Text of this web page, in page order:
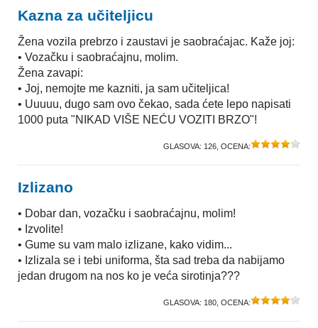
Kazna za učiteljicu
Žena vozila prebrzo i zaustavi je saobraćajac. Kaže joj:
• Vozačku i saobraćajnu, molim.
Žena zavapi:
• Joj, nemojte me kazniti, ja sam učiteljica!
• Uuuuu, dugo sam ovo čekao, sada ćete lepo napisati
1000 puta "NIKAD VIŠE NEĆU VOZITI BRZO"!
GLASOVA: 126 , OCENA:
Izlizano
• Dobar dan, vozačku i saobraćajnu, molim!
• Izvolite!
• Gume su vam malo izlizane, kako vidim...
• Izlizala se i tebi uniforma, šta sad treba da nabijamo
jedan drugom na nos ko je veća sirotinja???
GLASOVA: 180 , OCENA: